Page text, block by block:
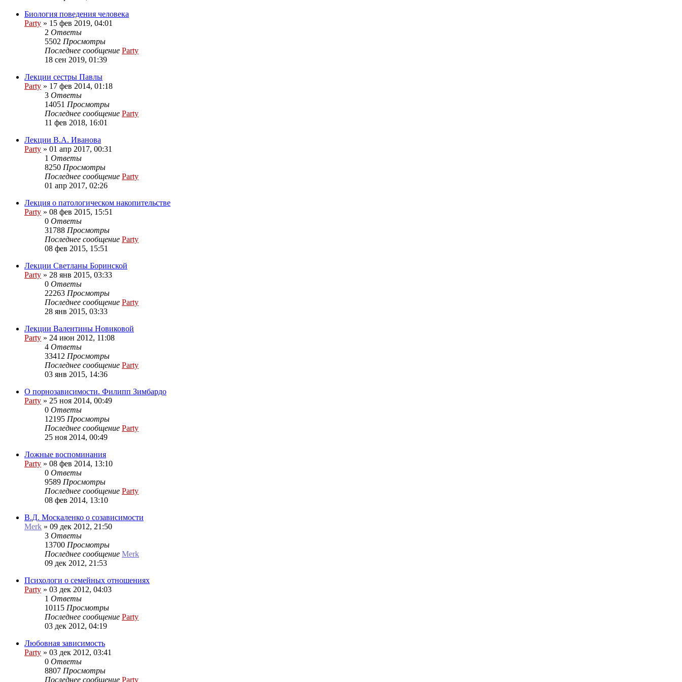
Биология поведения человека
Party » 15 фев 2019, 04:01
2 Ответы
5502 Просмотры
Последнее сообщение Party
18 сен 2019, 01:39
Лекции сестры Павлы
Party » 17 фев 2014, 01:18
3 Ответы
14051 Просмотры
Последнее сообщение Party
11 фев 2018, 16:01
Лекции В.А. Иванова
Party » 01 апр 2017, 00:31
1 Ответы
8250 Просмотры
Последнее сообщение Party
01 апр 2017, 02:26
Лекция о патологическом накопительстве
Party » 08 фев 2015, 15:51
0 Ответы
31788 Просмотры
Последнее сообщение Party
08 фев 2015, 15:51
Лекции Светланы Боринской
Party » 28 янв 2015, 03:33
0 Ответы
22263 Просмотры
Последнее сообщение Party
28 янв 2015, 03:33
Лекции Валентины Новиковой
Party » 24 июн 2012, 11:08
4 Ответы
33412 Просмотры
Последнее сообщение Party
03 янв 2015, 14:36
О порнозависимости. Филипп Зимбардо
Party » 25 ноя 2014, 00:49
0 Ответы
12195 Просмотры
Последнее сообщение Party
25 ноя 2014, 00:49
Ложные воспоминания
Party » 08 фев 2014, 13:10
0 Ответы
9589 Просмотры
Последнее сообщение Party
08 фев 2014, 13:10
В.Д. Москаленко о созависимости
Merk » 09 дек 2012, 21:50
3 Ответы
13700 Просмотры
Последнее сообщение Merk
09 дек 2012, 21:53
Психологи о семейных отношениях
Party » 03 дек 2012, 04:03
1 Ответы
10115 Просмотры
Последнее сообщение Party
03 дек 2012, 04:19
Любовная зависимость
Party » 03 дек 2012, 03:41
0 Ответы
8807 Просмотры
Последнее сообщение Party